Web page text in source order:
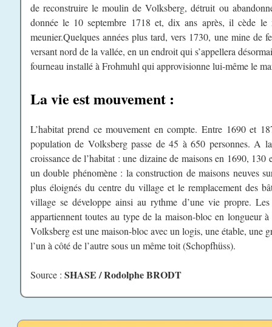
de reconstruire le moulin de Volksberg, détruit ou
donnée le 10 septembre 1718 et, dix ans après, il cède
meunier.Quelques années plus tard, vers 1730, une mine de
versant nord de la vallée, en un endroit qui s’appellera
fourneau installé à Frohmuhl qui approvisionne lui-même le
La vie est mouvement :
L’habitat prend ce mouvement en compte. Entre 1690 et
population de Volksberg passe de 45 à 650 personnes. A
croissance de l’habitat : une dizaine de maisons en 1690,
un double phénomène : la construction de maisons neuves
plus éloignés du centre du village et le remplacement des
village se développe ainsi au rythme d’une vie propre.
appartiennent toutes au type de la maison-bloc en longueur
Volksberg est une maison-bloc avec un logis, une étable, une
l’un à côté de l’autre sous un même toit (Schopfhüss).
Source : SHASE / Rodolphe BRODT